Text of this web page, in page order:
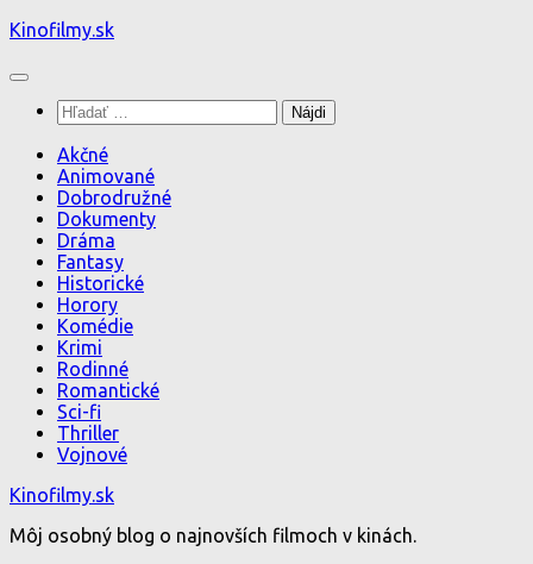
Preskočiť
obsah
Kinofilmy.sk
Hľadať:
Akčné
Animované
Dobrodružné
Dokumenty
Dráma
Fantasy
Historické
Horory
Komédie
Krimi
Rodinné
Romantické
Sci-fi
Thriller
Vojnové
Kinofilmy.sk
Môj osobný blog o najnovších filmoch v kinách.